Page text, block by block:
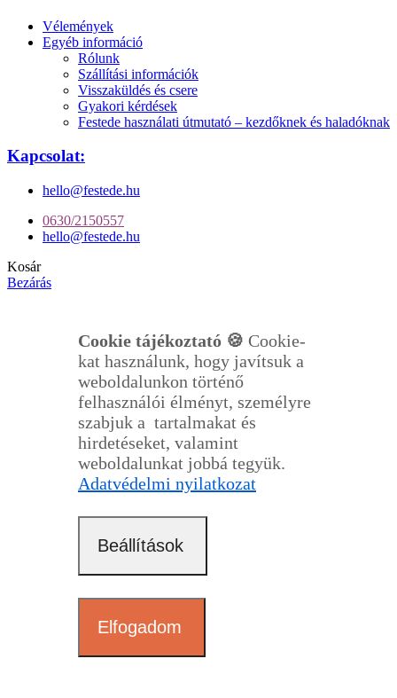
Vélemények
Egyéb információ
Rólunk
Szállítási információk
Visszaküldés és csere
Gyakori kérdések
Festede használati útmutató – kezdőknek és haladóknak
Kapcsolat:
hello@festede.hu
0630/2150557
hello@festede.hu
Kosár
Bezárás
Cookie tájékoztató 🍪 Cookie-
kat használunk, hogy javítsuk a
weboldalunkon történő
felhasználói élményt, személyre
szabjuk a tartalmakat és
hirdetéseket, valamint
weboldalunkat jobbá tegyük.
Adatvédelmi nyilatkozat
Beállítások
Elfogadom